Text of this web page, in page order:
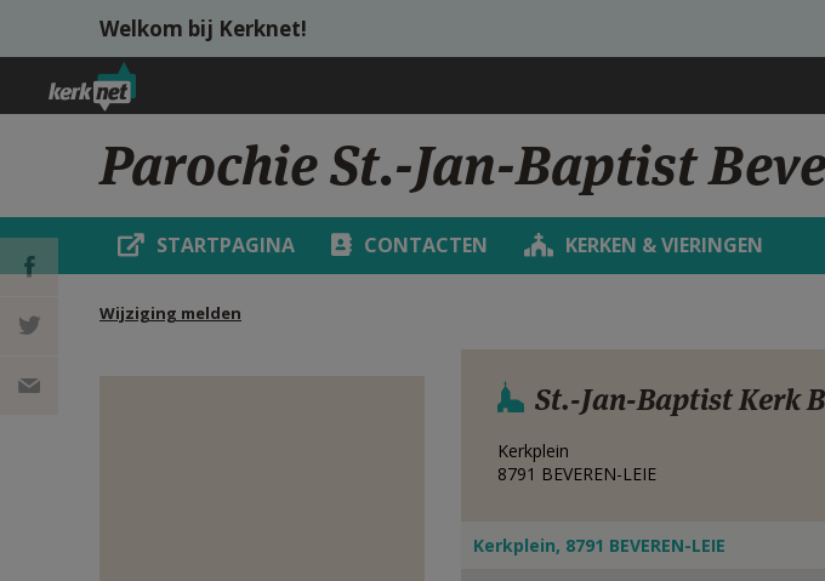
Overslaan en naar de inhoud gaan
Welkom bij Kerknet!
Parochie St.-Jan-Baptist
STARTPAGINA CONTACTEN KERKEN & VIERINGEN
Wijziging melden
DEEL OP
FACEBOOK
DEEL OP St.-Jan-Baptist Kerk
Kerkplein
8791 BEVEREN-LEIE
Kerkplein, 8791 BEVEREN-LEIE